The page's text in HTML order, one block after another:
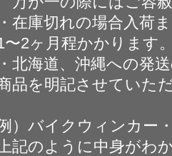
・在庫切れの場合入荷
〜2ヶ月程かかります
・北海道、沖縄への発
品を明記させていた
）バイクウィンカー
記のように中身がわ